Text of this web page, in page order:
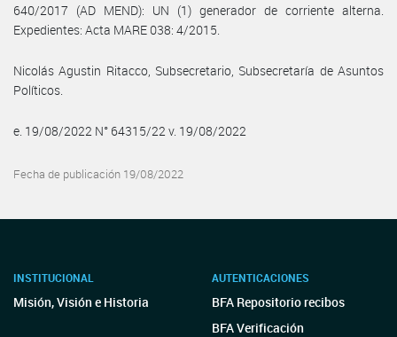
640/2017 (AD MEND): UN (1) generador de corriente alterna.
Expedientes: Acta MARE 038: 4/2015.
Nicolás Agustin Ritacco, Subsecretario, Subsecretaría de Asuntos
Políticos.
e. 19/08/2022 N° 64315/22 v. 19/08/2022
Fecha de publicación 19/08/2022
INSTITUCIONAL
Misión, Visión e Historia
AUTENTICACIONES
BFA Repositorio recibos
BFA Verificación